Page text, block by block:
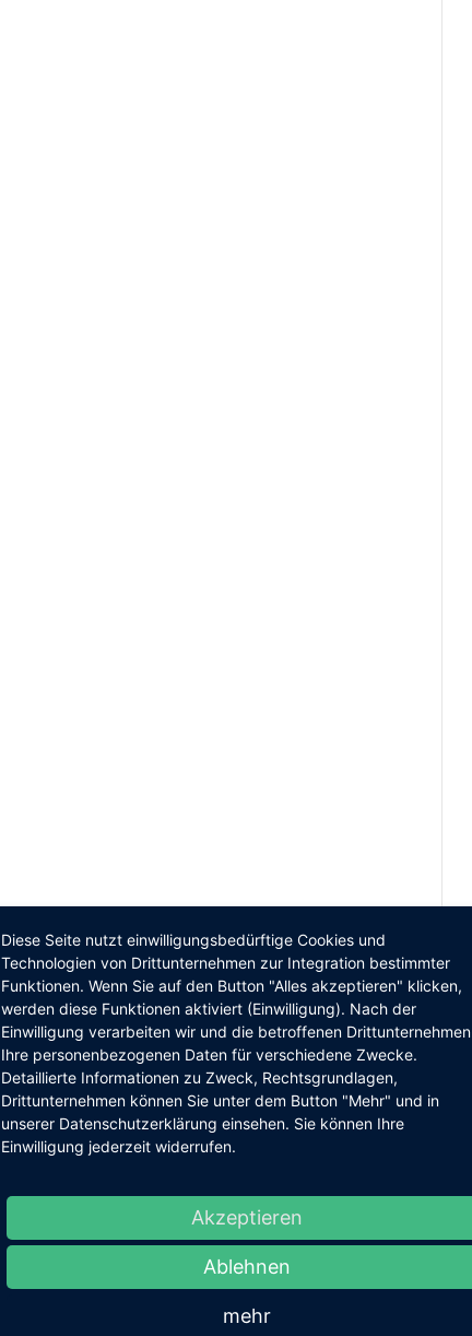
Diese Seite nutzt einwilligungsbedürftige Cookies und
Technologien von Drittunternehmen zur Integration bestimmter
Funktionen. Wenn Sie auf den Button "Alles akzeptieren" klicken,
werden diese Funktionen aktiviert (Einwilligung). Nach der
Einwilligung verarbeiten wir und die betroffenen Drittunternehmen
Ihre personenbezogenen Daten für verschiedene Zwecke.
Detaillierte Informationen zu Zweck, Rechtsgrundlagen,
Drittunternehmen können Sie unter dem Button "Mehr" und in
unserer Datenschutzerklärung einsehen. Sie können Ihre
Einwilligung jederzeit widerrufen.
Akzeptieren
Ablehnen
mehr